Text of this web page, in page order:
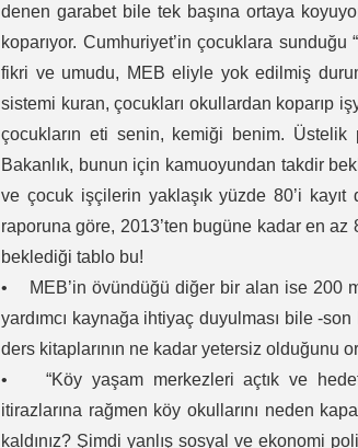
denen garabet bile tek başına ortaya
koparıyor. Cumhuriyet’in çocuklara
fikri ve umudu, MEB eliyle yok edilmiş
sistemi kuran, çocukları okullardan koparıp
çocukların eti senin, kemiği benim. Üstelik
Bakanlık, bunun için kamuoyundan takdir
ve çocuk işçilerin yaklaşık yüzde 80’i kayıt
raporuna göre, 2013’ten bugüne kadar en az
beklediği tablo bu!
• MEB’in övündüğü diğer bir alan ise 200
yardımcı kaynağa ihtiyaç duyulması bile -
ders kitaplarının ne kadar yetersiz olduğunu
• “Köy yaşam merkezleri açtık ve
itirazlarına rağmen köy okullarını neden
kaldınız? Şimdi yanlış sosyal ve ekonomi